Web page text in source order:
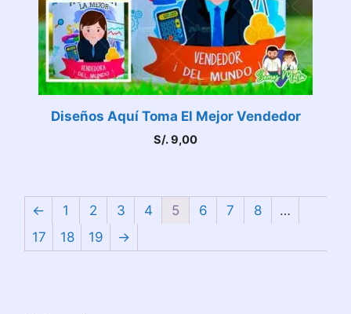
Diseños Aquí Toma El Mejor Vendedor
S/.9,00
← 1 2 3 4 5 6 7 8
…
17
18 19 →